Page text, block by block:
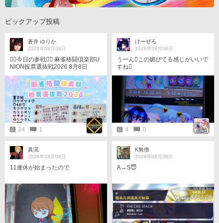
ピックアップ投稿
蒼井 ゆりか
2026年08月08日
★󾭨︎今日の参戦󾭨︎★ 麻雀格闘倶楽部U
NION投票選抜戦2026 8月8日
★󾭨︎★󾭨︎★󾭨︎★󾭨︎★󾭨︎★ 8/4-8/7の対戦マッ
チング記録、ﾒｯｾｰｼﾞ付き画像をお
届けします󾠤 4日間で24名のサポさ
んとマッチングで会えました🥳
󾔗󾔗󾔗 ★󾭨︎★󾭨︎★󾭨︎★󾭨︎★󾭨︎★ 蒼井組 ♡サポ
マチ♡ ♡4日♡ キラヤマト カスミ
ギリ ゼギオン！ ゆりかさん MA@
@@ ニャニオー ルーシー ♡5日♡
ンド エニクス セニドクロ シンジ
♡6日♡ エニクス 1969N フェイト
♡7日♡ フェイト MA@@@ ひな
っくま TERRY ミツ レイ KAZU
会えると いつも本当に嬉しいです
(∩ˊ꒳ ˋ∩)･*Thank you.✿.*･ﾟ
24 1
けーぜろ
2026年08月08日
うーん󾌶️この媚びてる感じがいいで
すね󾌶️
4 0
真滉
2026年08月08日
11連休が始まったので
K無僧
2026年08月08日
A→S😇